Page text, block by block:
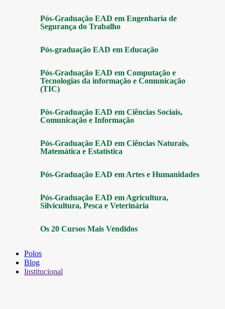
Pós-Graduação EAD em Engenharia de
Segurança do Trabalho
Pós-graduação EAD em Educação
Pós-Graduação EAD em Computação e
Tecnologias da informação e Comunicação
(TIC)
Pós-Graduação EAD em Ciências Sociais,
Comunicação e Informação
Pós-Graduação EAD em Ciências Naturais,
Matemática e Estatística
Pós-Graduação EAD em Artes e Humanidades
Pós-Graduação EAD em Agricultura,
Silvicultura, Pesca e Veterinária
Os 20 Cursos Mais Vendidos
Polos
Blog
Institucional